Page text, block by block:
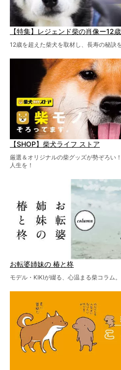
【特集】レジェンド柴の肖像ー12
12歳を超えた柴犬を取材し、長寿の秘訣を
【SHOP】柴犬ライフ ストア
厳選＆オリジナルの柴グッズが勢ぞろい
人生を！
お転婆姉妹の 椿と柊
モデル・KIKIが綴る、心温まる柴コラム。